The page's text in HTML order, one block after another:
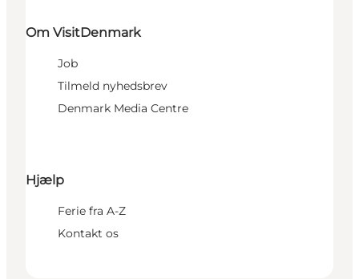
Om VisitDenmark
Job
Tilmeld nyhedsbrev
Denmark Media Centre
Hjælp
Ferie fra A-Z
Kontakt os